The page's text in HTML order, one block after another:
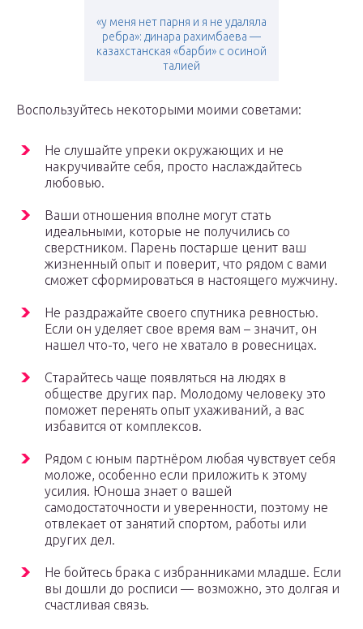
«у меня нет парня и я не удаляла
ребра»: динара рахимбаева —
казахстанская «барби» с осиной
талией
Воспользуйтесь некоторыми моими советами:
Не слушайте упреки окружающих и не
накручивайте себя, просто наслаждайтесь
любовью.
Ваши отношения вполне могут стать
идеальными, которые не получились со
сверстником. Парень постарше ценит ваш
жизненный опыт и поверит, что рядом с вами
сможет сформироваться в настоящего мужчину.
Не раздражайте своего спутника ревностью.
Если он уделяет свое время вам – значит, он
нашел что-то, чего не хватало в ровесницах.
Старайтесь чаще появляться на людях в
обществе других пар. Молодому человеку это
поможет перенять опыт ухаживаний, а вас
избавится от комплексов.
Рядом с юным партнёром любая чувствует себя
моложе, особенно если приложить к этому
усилия. Юноша знает о вашей
самодостаточности и уверенности, поэтому не
отвлекает от занятий спортом, работы или
других дел.
Не бойтесь брака с избранниками младше. Если
вы дошли до росписи — возможно, это долгая и
счастливая связь.